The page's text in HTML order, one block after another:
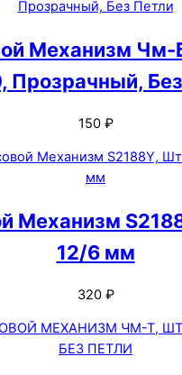
Механизм
Прозрачный,
150 ₽
Механизм
12/6 мм
320 ₽